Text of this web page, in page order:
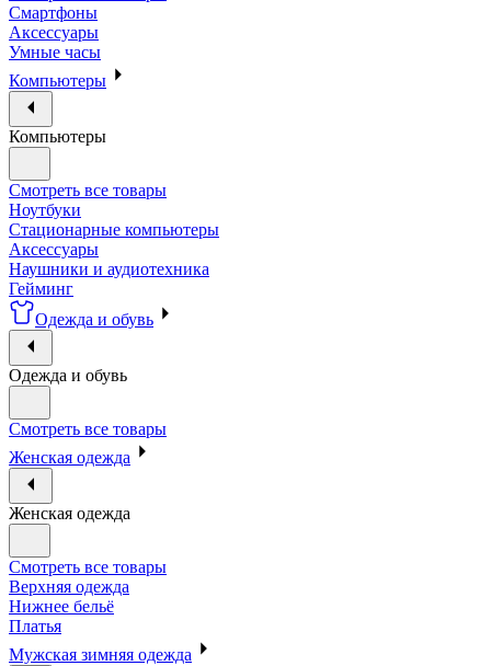
Смартфоны
Аксессуары
Умные часы
Компьютеры
Компьютеры
Смотреть все товары
Ноутбуки
Стационарные компьютеры
Аксессуары
Наушники и аудиотехника
Гейминг
Одежда и обувь
Одежда и обувь
Смотреть все товары
Женская одежда
Женская одежда
Смотреть все товары
Верхняя одежда
Нижнее бельё
Платья
Мужская зимняя одежда